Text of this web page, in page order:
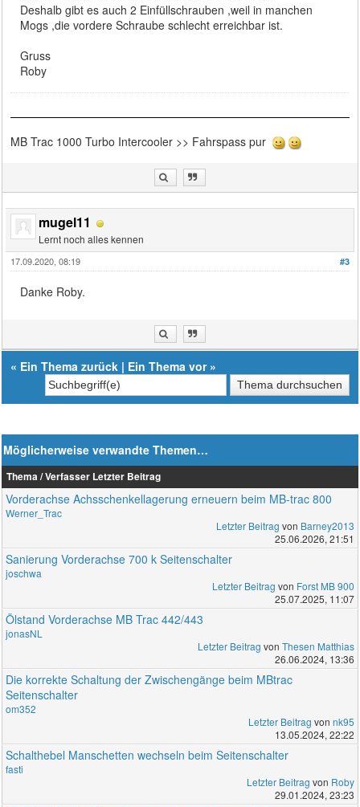
Deshalb gibt es auch 2 Einfüllschrauben ,weil in manchen
Mogs ,die vordere Schraube schlecht erreichbar ist.
Gruss
Roby
MB Trac 1000 Turbo Intercooler >> Fahrspass pur
mugel11
Lernt noch alles kennen
#3
17.09.2020, 08:19
Danke Roby.
« Ein Thema zurück | Ein Thema vor»
Möglicherweise verwandte Themen…
Thema / Verfasser Letzter Beitrag
Vorderachse Achsschenkellagerung erneuern beim MB-trac 800
Werner_Trac
Letzter Beitrag von Barney2013
25.06.2026, 21:51
Sanierung Vorderachse 700 k Seitenschalter
joschwa
Letzter Beitrag von Forst MB 900
25.07.2025, 11:07
Ölstand Vorderachse MB Trac 442/443
jonasNL
Letzter Beitrag von Thesen Matthias
26.06.2024, 13:36
Die korrekte Schaltung der Zwischengänge beim MBtrac
Seitenschalter
om352
Letzter Beitrag von nk95
13.05.2024, 22:22
Schalthebel Manschetten wechseln beim Seitenschalter
fasti
Letzter Beitrag von Roby
29.01.2024, 23:23